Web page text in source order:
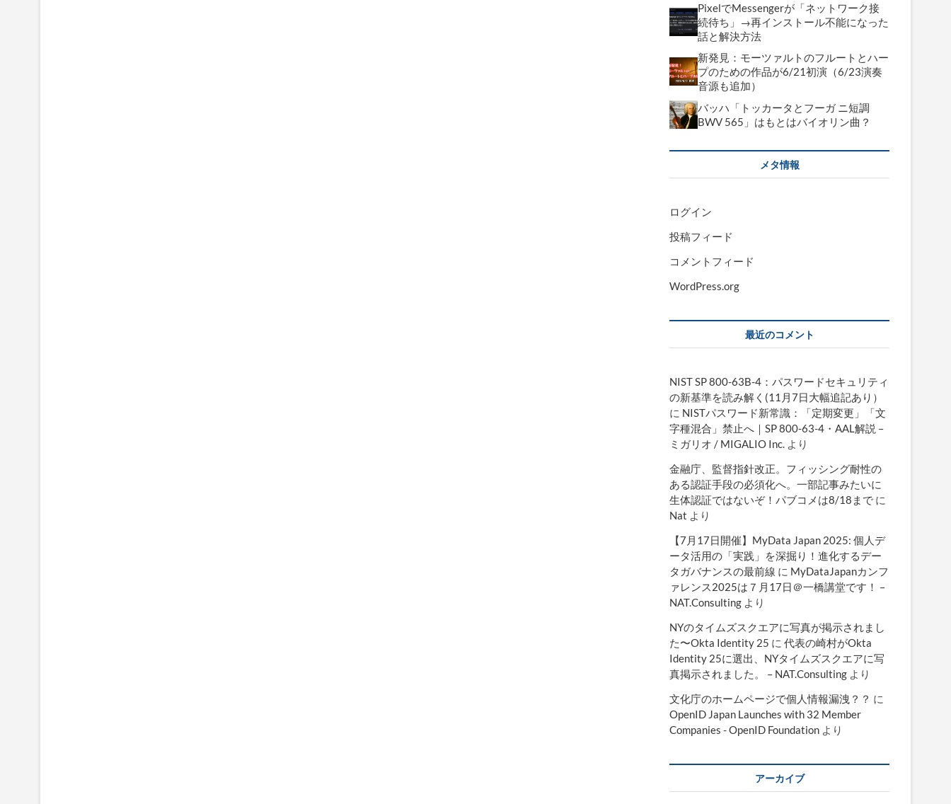
PixelでMessengerが「ネットワーク接
続待ち」→再インストール不能になった
話と解決方法
新発見：モーツァルトのフルートとハー
プのための作品が6/21初演（6/23演奏
音源も追加）
バッハ「トッカータとフーガ ニ短調
BWV 565」はもとはバイオリン曲？
メタ情報
ログイン
投稿フィード
コメントフィード
WordPress.org
最近のコメント
NIST SP 800-63B-4：パスワードセキュリティ
の新基準を読み解く(11月7日大幅追記あり）
に NISTパスワード新常識：「定期変更」「文
字種混合」禁止へ｜SP 800-63-4・AAL解説 –
ミガリオ / MIGALIO Inc.
より
金融庁、監督指針改正。フィッシング耐性の
ある認証手段の必須化へ。一部記事みたいに
生体認証ではないぞ！パブコメは8/18まで に
Nat より
【7月17日開催】MyData Japan 2025: 個人デ
ータ活用の「実践」を深掘り！進化するデー
タガバナンスの最前線 に MyDataJapanカンフ
ァレンス2025は７月17日＠一橋講堂です！ –
NAT.Consulting より
NYのタイムズスクエアに写真が掲示されまし
た〜Okta Identity 25 に 代表の崎村がOkta
Identity 25に選出、NYタイムズスクエアに写
真掲示されました。 – NAT.Consulting より
文化庁のホームページで個人情報漏洩？？ に
OpenID Japan Launches with 32 Member
Companies - OpenID Foundation より
アーカイブ